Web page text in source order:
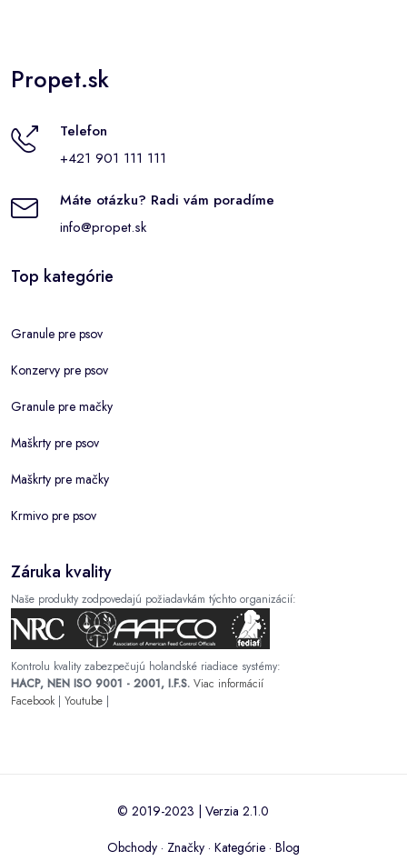
Propet.sk
Telefon
+421 901 111 111
Máte otázku? Radi vám poradíme
info@propet.sk
Top kategórie
Granule pre psov
Konzervy pre psov
Granule pre mačky
Maškrty pre psov
Maškrty pre mačky
Krmivo pre psov
Záruka kvality
Naše produkty zodpovedajú požiadavkám týchto organizácií:
Kontrolu kvality zabezpečujú holandské riadiace systémy:
HACP, NEN ISO 9001 - 2001, I.F.S. Viac informácií
Facebook| Youtube |
© 2019-2023 | Verzia 2.1.0
Obchody · Značky · Kategórie · Blog